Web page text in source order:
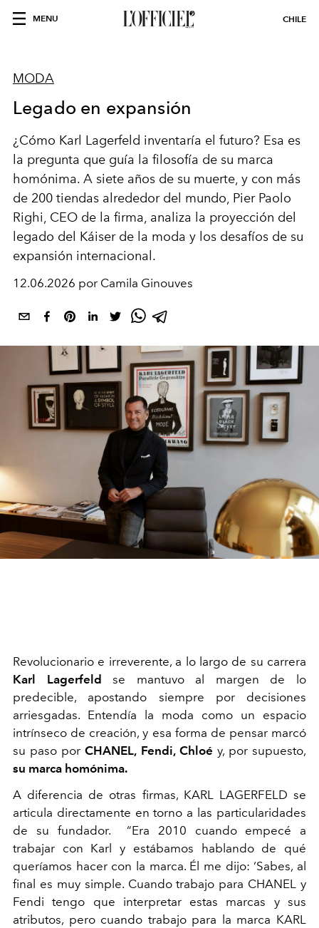
MENU CHILE
MODA
Legado en expansión
¿Cómo Karl Lagerfeld inventaría el futuro? Esa es
la pregunta que guía la filosofía de su marca
homónima. A siete años de su muerte, y con más
de 200 tiendas alrededor del mundo, Pier Paolo
Righi, CEO de la firma, analiza la proyección del
legado del Káiser de la moda y los desafíos de su
expansión internacional.
12.06.2026 por Camila Ginouves
Revolucionario e irreverente, a lo largo de su carrera
Karl Lagerfeld se mantuvo al margen de lo
predecible, apostando siempre por decisiones
arriesgadas. Entendía la moda como un espacio
intrínseco de creación, y esa forma de pensar marcó
su paso porCHANEL, Fendi, Chloé y, por supuesto,
su marca homónima.
A diferencia de otras firmas, KARL LAGERFELD se
articula directamente en torno a las particularidades
de su fundador. “Era 2010 cuando empecé a
trabajar con Karl y estábamos hablando de qué
queríamos hacer con la marca. Él me dijo: ‘Sabes, al
final es muy simple. Cuando trabajo para CHANEL y
Fendi tengo que interpretar estas marcas y sus
atributos, pero cuando trabajo para la marca KARL